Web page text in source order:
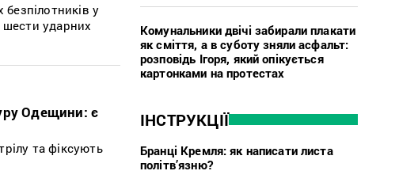
у
шести ударних
Одещини: є
та фіксують
Комунальники двічі забирали плакати
як сміття, а в суботу зняли асфальт:
розповідь Ігоря, який опікується
картонками на протестах
ІНСТРУКЦІЇ
Бранці Кремля: як написати листа
політв’язню?